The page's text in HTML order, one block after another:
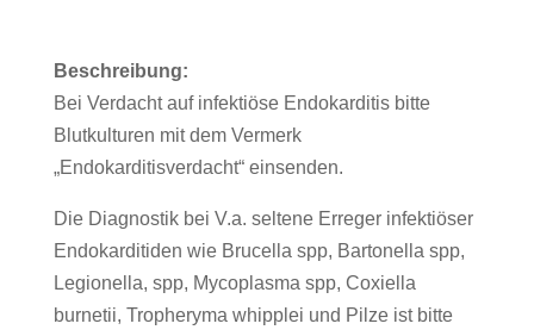
Beschreibung:
Bei Verdacht auf infektiöse Endokarditis bitte
Blutkulturen mit dem Vermerk
„Endokarditisverdacht“ einsenden.
Die Diagnostik bei V.a. seltene Erreger infektiöser
Endokarditiden wie Brucella spp, Bartonella spp,
Legionella, spp, Mycoplasma spp, Coxiella
burnetii, Tropheryma whipplei und Pilze ist bitte